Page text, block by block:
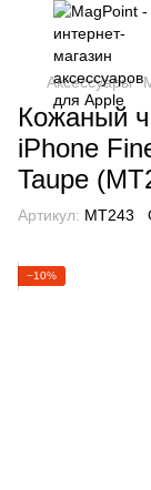
Аксессуары
Кожаный
iPhone
Taupe
Артикул: MT243
−10%